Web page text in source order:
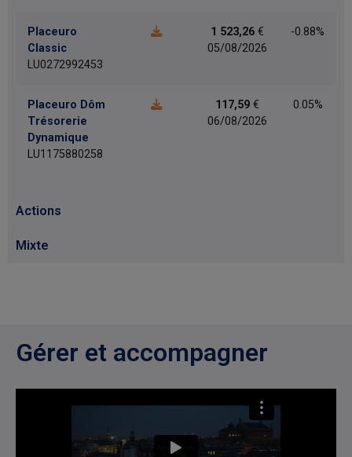
Placeuro
Classic
LU0272992453
1 523,26 €
05/08/2026
-0.88%
Placeuro Dôm
Trésorerie
Dynamique
LU1175880258
117,59 €
06/08/2026
0.05%
Actions
Mixte
Gérer et accompagner